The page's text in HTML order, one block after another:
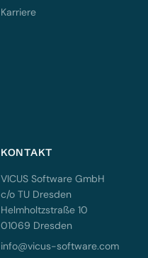
Karriere
KONTAKT
VICUS Software GmbH
c/o TU Dresden
Helmholtzstraße 10
01069 Dresden
info@vicus-software.com